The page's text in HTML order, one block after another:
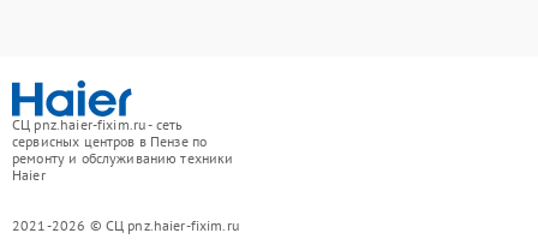
СЦ pnz.haier-fixim.ru - сеть
сервисных центров в Пензе по
ремонту и обслуживанию техники
Haier
2021-2026 © СЦ pnz.haier-fixim.ru